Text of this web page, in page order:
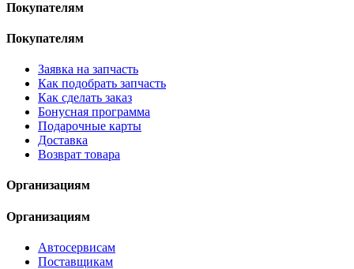
Покупателям
Покупателям
Заявка на запчасть
Как подобрать запчасть
Как сделать заказ
Бонусная программа
Подарочные карты
Доставка
Возврат товара
Организациям
Организациям
Автосервисам
Поставщикам